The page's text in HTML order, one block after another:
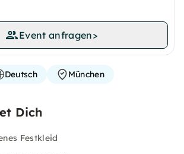
Event anfragen>
Deutsch München
Dich
Festkleid